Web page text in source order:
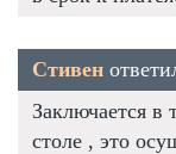
Стивен
Заключается в
столе , это